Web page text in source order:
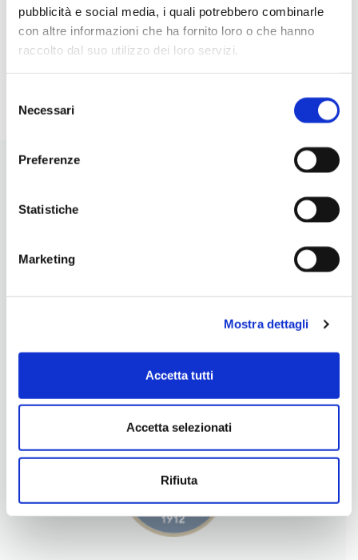
pubblicità e social media, i quali potrebbero combinarle
con altre informazioni che ha fornito loro o che hanno
raccolto dal suo utilizzo dei loro servizi.
delNecessari
Preferenze
Statistiche
Marketing
Mostra dettagli
Accetta tutti
Accetta selezionati
Rifiuta
LEGGI
INGREDIENTI DI QUALITÀ